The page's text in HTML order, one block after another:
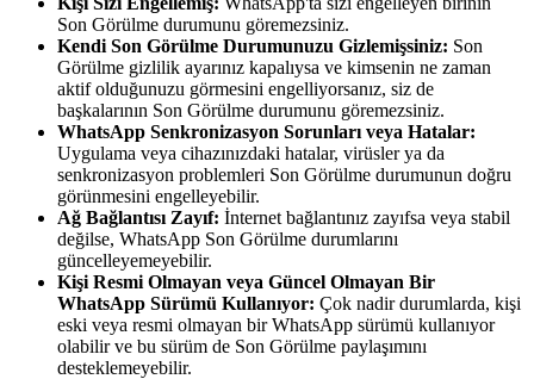
Son Görülme durumunu göremezsiniz.
Kendi Son Görülme Durumunuzu Gizlemişsiniz: Son
Görülme gizlilik ayarınız kapalıysa ve kimsenin ne zaman
aktif olduğunuzu görmesini engelliyorsanız, siz de
başkalarının Son Görülme durumunu göremezsiniz.
WhatsApp Senkronizasyon Sorunları veya Hatalar:
Uygulama veya cihazınızdaki hatalar, virüsler ya da
senkronizasyon problemleri Son Görülme durumunun doğru
görünmesini engelleyebilir.
Ağ Bağlantısı Zayıf: İnternet bağlantınız zayıfsa veya stabil
değilse, WhatsApp Son Görülme durumlarını
güncelleyemeyebilir.
Kişi Resmi Olmayan veya Güncel Olmayan Bir
WhatsApp Sürümü Kullanıyor: Çok nadir durumlarda, kişi
eski veya resmi olmayan bir WhatsApp sürümü kullanıyor
olabilir ve bu sürüm de Son Görülme paylaşımını
desteklemeyebilir.